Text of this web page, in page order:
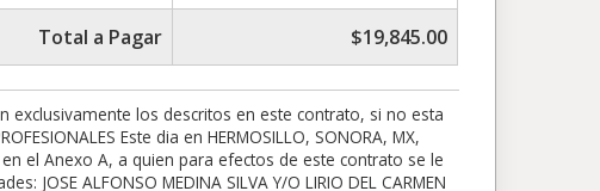
Total a Pagar
$19,845.00
trabajo, EL CLIENTE deslinda a ON TIME de todo acto derivado por perforación, ruptura, o daños ocasionados en tuberias, conductos, muros, pisos, plafones, asi como los gastos derivados por honorarios de dichas reparaciones, iran por cuenta de EL CLIENTE. LOS HORARIOS DE INSTALACION SON FIJADOS EXCLUSIVAMENTE POR ON TIME, EN HORARIO HABIL DE INSTALACION DE LUNES A VIERNES DE 9AM A 6PM A CRITERIO DE LA AGENDA DE LA EMPRESA, SE LE NOTIFICARA AL CLIENTE 1 HORA ANTES, EN CASO DE NO PODER RECIBIRNOS EN SITIO O BIEN NO EXISTAN LAS CONDICIONES AQUI DESCRITAS, EL TIEMPO MAXIMO DE ESPERA ES DE 30 MINUTOS. SE REAGENDARA EN TERMINOS DE 1 A 15 DIAS HABILES ADICIONALES AL PROYECTO. ASI CONSECUTIVAMENTE HASTA CONCLUIR LA INSTALACION. NO ES OBLIGACION EL ASISTIR DIAS CONSECUTIVOS. En caso de que no existieran elementos para terminar la instalacion, ajenos a la empresa, esta se agendara una vez confirmada por el cliente, y en los terminos de la agenda de ON TIME, sin exceder los 30 dias habiles. SÉPTIMA. CONFIDENCIALIDAD. EL OFRECER TRABAJOS, PREVIOS, FUTUROS, A ALGUNO DE NUESTROS EMPLEADOS, PROVEEDORES, O PERSONAL CONTRATADO POR ONTIME, SIN EL CONSENTIMIENTO, CANCELA LA RELACION DEL PRESENTE CONTRATO, ASI COMO LA CLAUSULA DE GARANTIA EN DEFINITIVA, Y LA SUSPENSION DEL PROYECTO EN EL STATUS EN EL QUE SE ENCUENTRE, OBLIGANDO AL CLIENTE A LO ACORDADO EN LA CLAUSULA CUARTA DE ESTE DOCUMENTO. ON TIME y EL CLIENTE se obligan mutuamente a utilizar con absoluta discreción y solo para cuestiones necesarias, los datos que se proporcionen mutuamente producto de la relación profesional que nace con este documento ( informacion privada del cliente, asi como informacion montos de contrato, telefonos de empleados de ON TIME, etc.). Previo a la firma del presente Contrato y en cumplimiento a lo dispuesto en la Ley Federal de Protección de Datos Personales en Posesión de los Particulares, ON TIME hizo del conocimiento a EL CLIENTE del aviso de privacidad, así como del procedimiento para ejercer los derechos de acceso, rectificación, cancelación y oposición al tratamiento de sus datos personales en adelante, derechos ARCO. Los datos de EL CLIENTE entiende y acepta los terminos de nuestro AVISO DE PRIVACIDAD el cual esta disponible en https://ontimecocinas.com/aviso-de-privacidad/ OCTAVA. – Impuestos. El Impuesto al Valor Agregado que resulte de las operaciones derivadas del precio de los servicios establecidos en el presente contrato, será pagado por EL CLIENTE en forma adicional al precio antes señalado. NOVENA. – – LA ENTREGA Y GARANTIA DE ENTREGA A TIEMPO. ON TIME se compromete a entregar en tiempo y forma, LOS TRABAJOS DE COCINA Y CLOSETS ELABORADOS 100% EN MELAMINA SOLAMENTE, SOLO LA CARPINTERIA, SIN INCLUIR LA INSTALACION, acorde al ANEXO B (proyecto final), y en caso de no ser asi, sera penalizado por retrasos de la siguiente manera. Por cada 24 horas de retraso, a EL CLIENTE se le bonificará la cantidad de $1000 pesos (mil pesos mn) diarios, por concepto de penalizacion. Entiendase como Trabajo terminado al contratado en el Anexo A y descritos en su totalidad en el ANEXO B sin incluir los TRABAJOS DEL APARTADO DE EXTRAS. EXCLUYENDO PARA SU DESCUENTO TODO LO DESC